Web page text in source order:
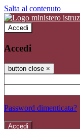
Salta al contenuto
Accedi
Accedi
button close ×
Password dimenticata?